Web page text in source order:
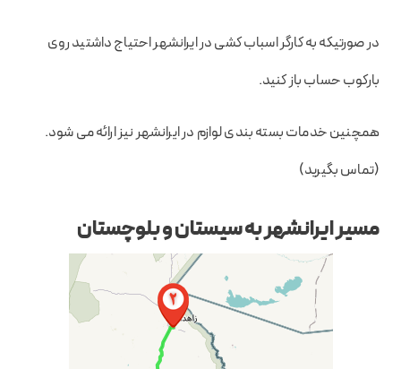
در صورتیکه به کارگر اسباب کشی در ایرانشهر احتیاج داشتید روی
بارکوب حساب باز کنید.
همچنین خدمات بسته بندی لوازم در ایرانشهر نیز ارائه می شود.
(تماس بگیرید)
مسیر ایرانشهر به سیستان و بلوچستان